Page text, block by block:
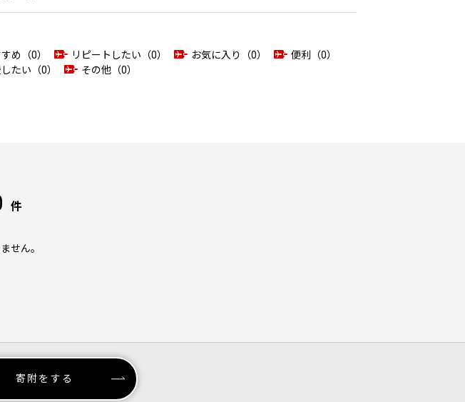
め（0） リピートしたい（0） お気に入り（0）
便利（0）
たい（0） その他（0）
件
せん。
寄附をする